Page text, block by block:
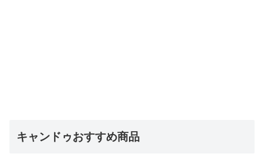
キャンドゥおすすめ商品